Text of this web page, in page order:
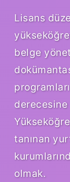
Lisans
belge
tanınan
olmak.